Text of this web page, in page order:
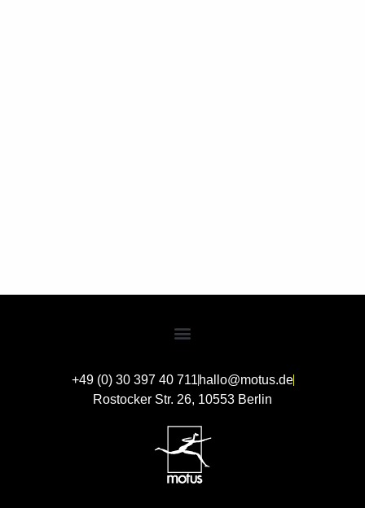
+49 (0) 30 397 40 711 hallo@motus.de
Rostocker Str. 26, 10553 Berlin